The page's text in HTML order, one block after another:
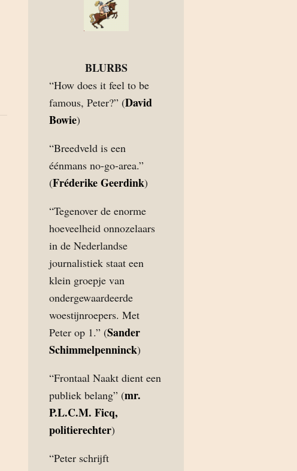
BLURBS
“How does it feel to be
famous, Peter?” (David
Bowie)
“Breedveld is een
éénmans no-go-area.”
(Fréderike Geerdink)
“Tegenover de enorme
hoeveelheid onnozelaars
in de Nederlandse
journalistiek staat een
klein groepje van
ondergewaardeerde
woestijnroepers. Met
Peter op 1.” (Sander
Schimmelpenninck)
“Frontaal Naakt dient een
publiek belang” (mr.
P.L.C.M. Ficq,
politierechter)
“Peter schrijft